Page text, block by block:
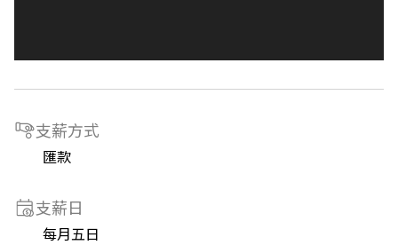
支薪方式
匯款
支薪日
每月五日